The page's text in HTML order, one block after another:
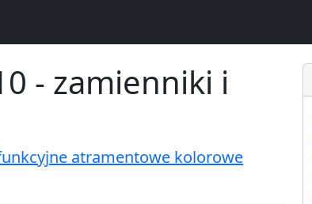
- zamienniki i
atramentowe kolorowe